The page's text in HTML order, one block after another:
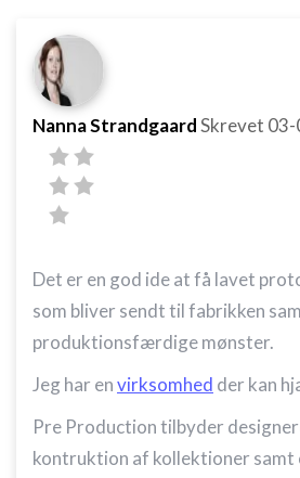
Nanna StrandgaardSkrevet
Det er en god ide at få lavet
som bliver sendt til fabrikken
produktionsfærdige mønster.
Jeg har envirksomhed der kan
Pre Production tilbyder
kontruktion af kollektioner samt